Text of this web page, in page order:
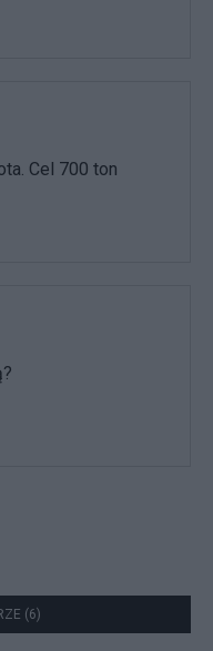
Cel 700 ton
(6)